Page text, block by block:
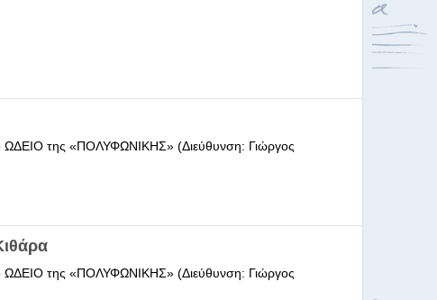
ΩΔΕΙΟ της «ΠΟΛΥΦΩΝΙΚΗΣ» (Διεύθυνση: Γιώργος
ΩΔΕΙΟ της «ΠΟΛΥΦΩΝΙΚΗΣ» (Διεύθυνση: Γιώργος